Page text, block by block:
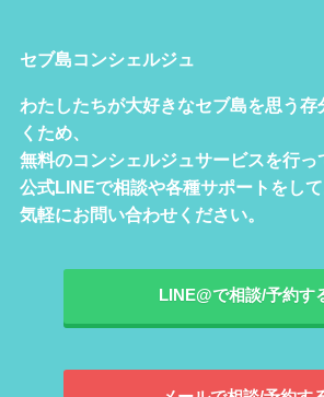
セブ島コンシェルジュ
わたしたちが大好きなセブ島を思う
くため、
無料のコンシェルジュサービスを行っ
公式LINEで相談や各種サポートをし
気軽にお問い合わせください。
LINE@で相談/予約す